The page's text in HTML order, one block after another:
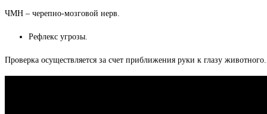
ЧМН – черепно-мозговой нерв.
Рефлекс угрозы.
Проверка осуществляется за счет приближения руки к глазу